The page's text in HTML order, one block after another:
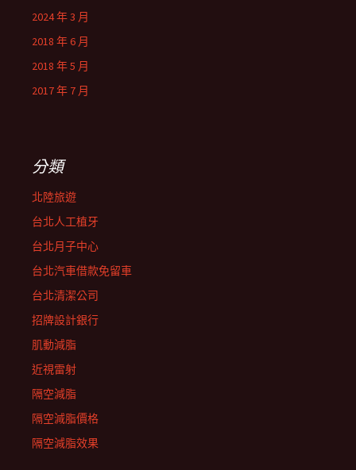
2024 年 3 月
2018 年 6 月
2018 年 5 月
2017 年 7 月
分類
北陸旅遊
台北人工植牙
台北月子中心
台北汽車借款免留車
台北清潔公司
招牌設計銀行
肌動減脂
近視雷射
隔空減脂
隔空減脂價格
隔空減脂效果